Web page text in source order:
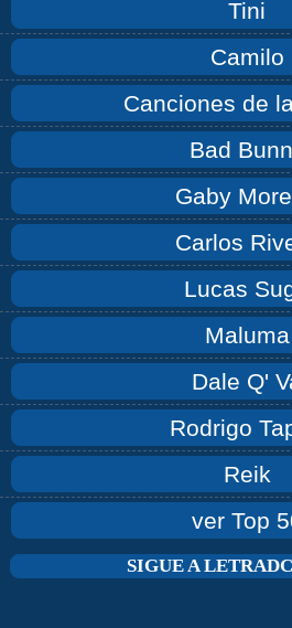
Tini
Camilo
Canciones de
Bad
Gaby
Carlos
Lucas
Maluma
Dale Q'
Rodrigo
Reik
ver Top
SIGUE A